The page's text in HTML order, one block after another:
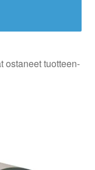
ostaneet tuotteen-